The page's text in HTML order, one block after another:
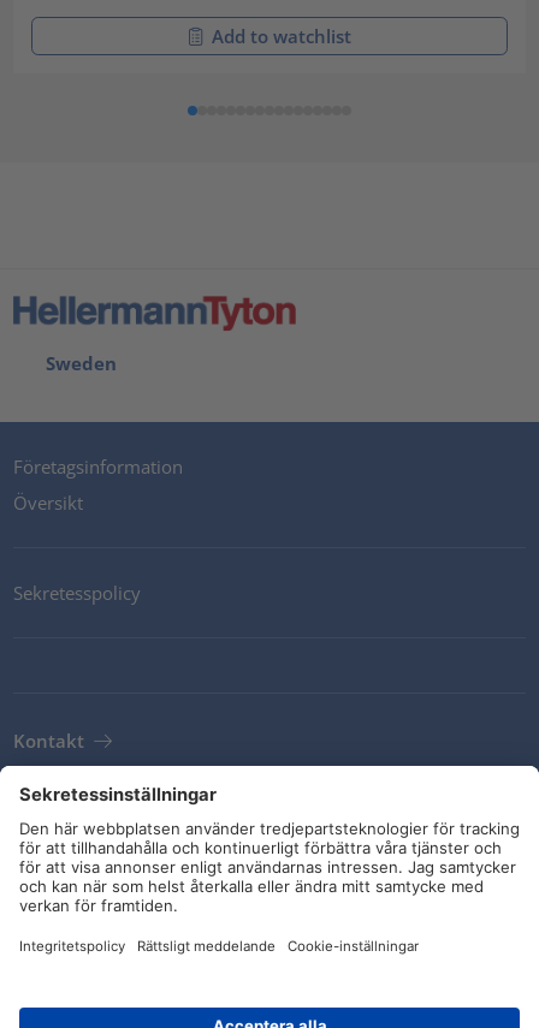
Add to watchlist
Sweden
Företagsinformation
Översikt
Sekretesspolicy
Kontakt
Leveransvillkor
Riktlinjer och åtaganden
Sociala medier